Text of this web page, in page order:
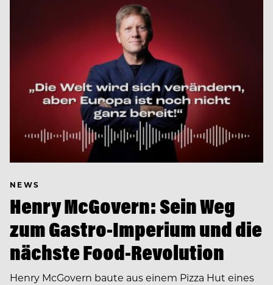
NEWS
Henry McGovern: Sein Weg
zum Gastro-Imperium und die
nächste Food-Revolution
Henry McGovern baute aus einem Pizza Hut eines